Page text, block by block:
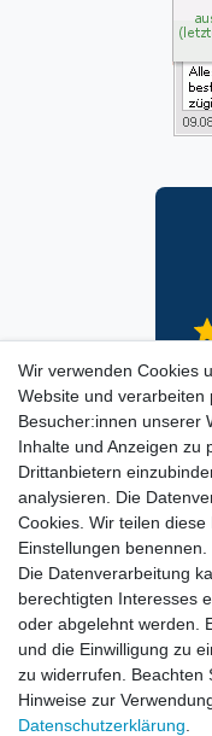
Wir verwenden Cookies
Website und verarbeiten
Besucher:innen unserer
Inhalte und Anzeigen zu
Drittanbietern
analysieren. Die
Cookies. Wir teilen
Einstellungen benennen.
Die Datenverarbeitung
berechtigten Interesses
oder abgelehnt werden.
und die Einwilligung zu
zu widerrufen. Beachten
Hinweise zur
Daten­schutz­erklärung